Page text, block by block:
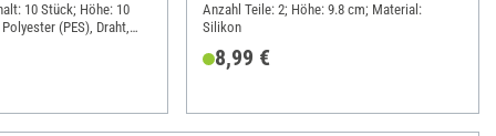
10 Stück; Höhe: 10
(PES), Draht,
Anzahl Teile: 2; Höhe: 9.8 cm; Material:
Silikon
8,99 €